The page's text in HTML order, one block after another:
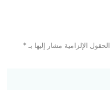
الحقول الإلزامية مشار إليها بـ *